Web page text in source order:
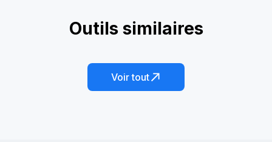
Outils similaires
AI Action Figure
Clay-mation Me !
Évocateur de Dragon
Figurine IA
Voir tout